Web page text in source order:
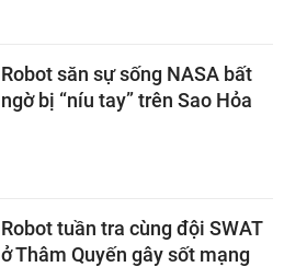
Robot săn sự sống NASA bất
ngờ bị “níu tay” trên Sao Hỏa
Robot tuần tra cùng đội SWAT
ở Thâm Quyến gây sốt mạng